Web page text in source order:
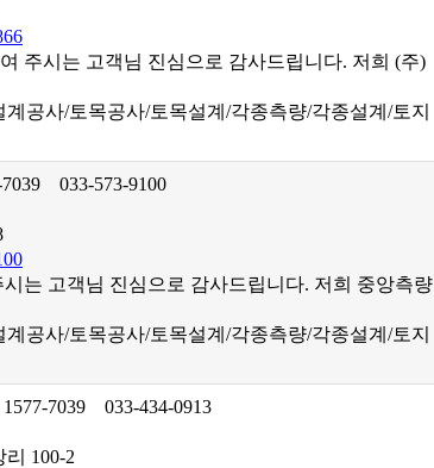
주시는 고객님 진심으로 감사드립니다. 저희 (주)
공사/토목공사/토목설계/각종측량/각종설계/토지
033-573-9100
는 고객님 진심으로 감사드립니다. 저희 중앙측량
공사/토목공사/토목설계/각종측량/각종설계/토지
1577-7039
033-434-0913
100-2